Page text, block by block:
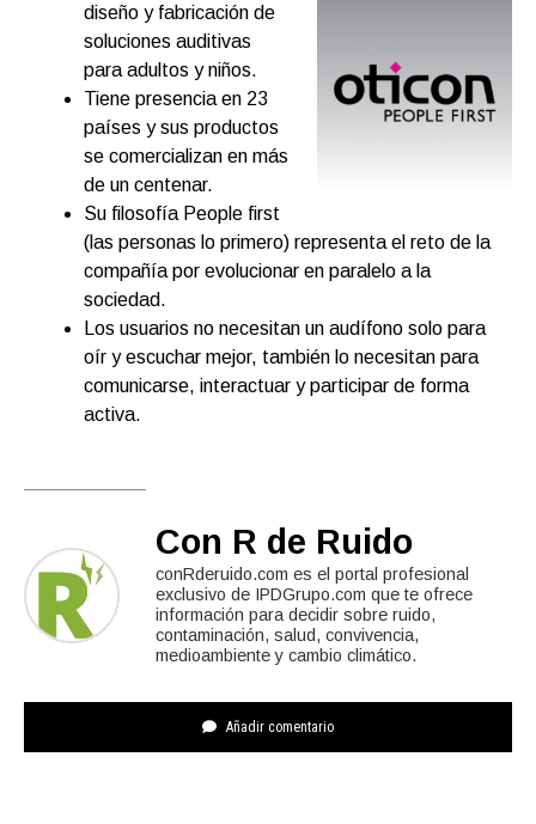
diseño y fabricación de
soluciones auditivas
para adultos y niños.
Tiene presencia en 23
países y sus productos
se comercializan en más
de un centenar.
Su filosofía People first
(las personas lo primero) representa el reto de la
compañía por evolucionar en paralelo a la
sociedad.
Los usuarios no necesitan un audífono solo para
oír y escuchar mejor, también lo necesitan para
comunicarse, interactuar y participar de forma
activa.
Con R de Ruido
conRderuido.com es el portal profesional
exclusivo de IPDGrupo.com que te ofrece
información para decidir sobre ruido,
contaminación, salud, convivencia,
medioambiente y cambio climático.
Añadir comentario